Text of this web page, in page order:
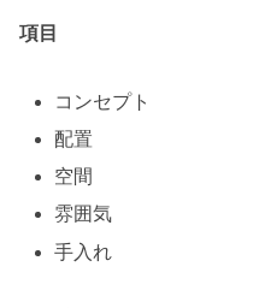
項目
コンセプト
配置
空間
雰囲気
手入れ